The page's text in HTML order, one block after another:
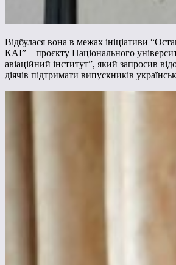
Відбулася вона в межах ініціативи
КАІ” – проєкту Національного
авіаційний інститут”, який запросив
діячів підтримати випускників